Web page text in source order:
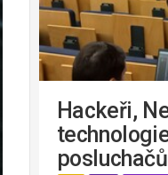
Hackeři,
posluchačů